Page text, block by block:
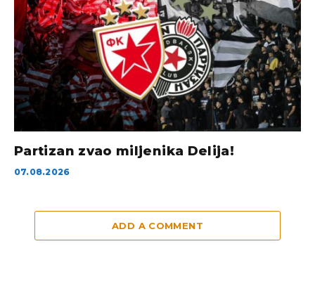
Partizan zvao miljenika Delija!
07.08.2026
ADD A COMMENT